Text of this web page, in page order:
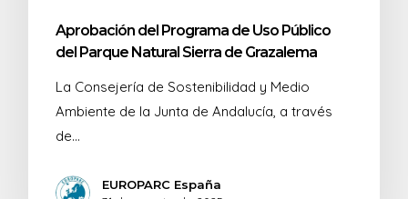
Aprobación del Programa de Uso Público
del Parque Natural Sierra de Grazalema
La Consejería de Sostenibilidad y Medio
Ambiente de la Junta de Andalucía, a través
de…
EUROPARC España